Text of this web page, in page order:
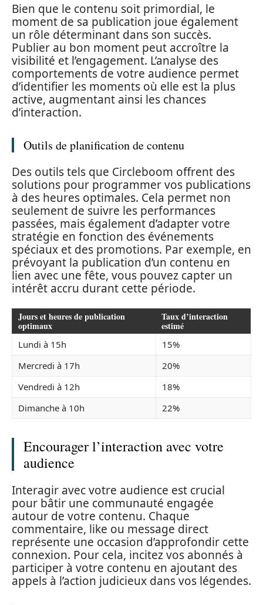
Bien que le contenu soit primordial, le
moment de sa publication joue également
un rôle déterminant dans son succès.
Publier au bon moment peut accroître la
visibilité et l’engagement. L’analyse des
comportements de votre audience permet
d’identifier les moments où elle est la plus
active, augmentant ainsi les chances
d’interaction.
Outils de planification de contenu
Des outils tels que Circleboom offrent des
solutions pour programmer vos publications
à des heures optimales. Cela permet non
seulement de suivre les performances
passées, mais également d’adapter votre
stratégie en fonction des événements
spéciaux et des promotions. Par exemple, en
prévoyant la publication d’un contenu en
lien avec une fête, vous pouvez capter un
intérêt accru durant cette période.
Jours et heures de publication
optimaux
Taux d’interaction
estimé
Lundi à 15h
15%
Mercredi à 17h
20%
Vendredi à 12h
18%
Dimanche à 10h
22%
Encourager l’interaction avec votre
audience
Interagir avec votre audience est crucial
pour bâtir une communauté engagée
autour de votre contenu. Chaque
commentaire, like ou message direct
représente une occasion d’approfondir cette
connexion. Pour cela, incitez vos abonnés à
participer à votre contenu en ajoutant des
appels à l’action judicieux dans vos légendes.